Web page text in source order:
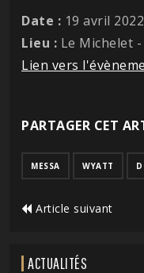
Date : 19 avril 2022
Lieu : Le Michelet
Lien vers
PARTAGER CET
MESSA WYATT
Article suivant
ACTUALITÉS